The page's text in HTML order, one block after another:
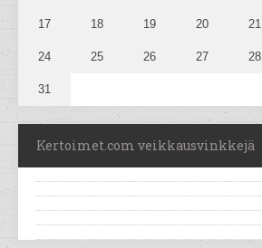
17 18 19 20 21
24 25 26 27 28
31
Kertoimet.com veikkausvinkkejä